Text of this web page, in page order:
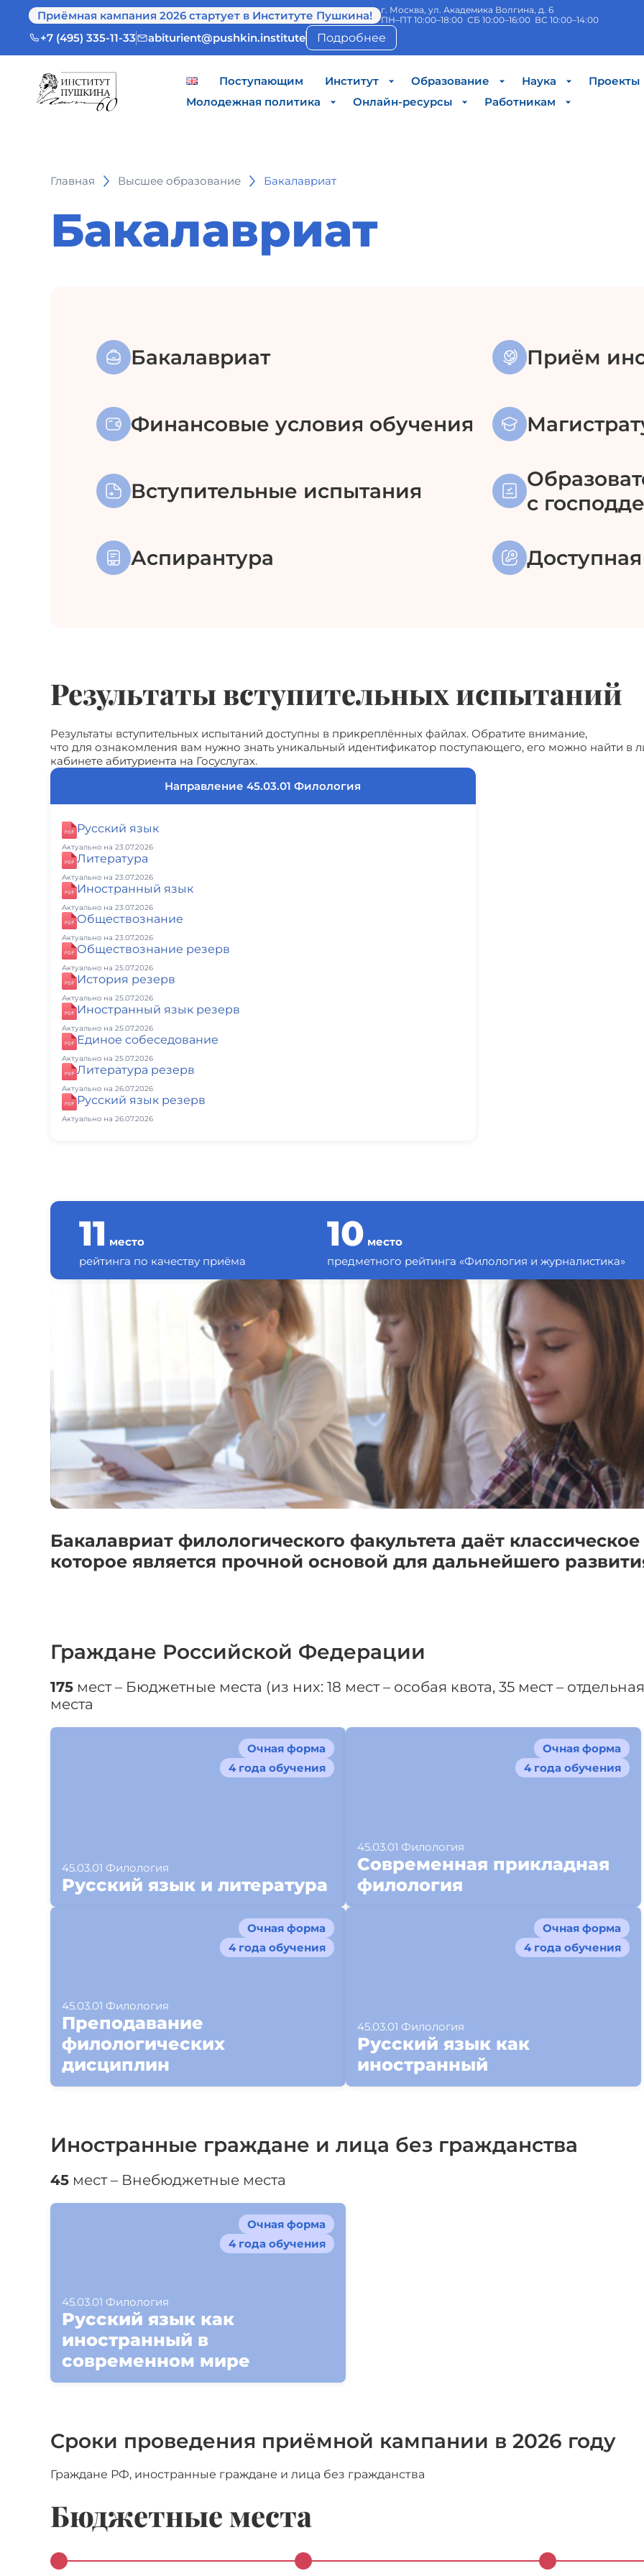
Приёмная кампания 2026 стартует в Институте Пушкина!
г. Москва, ул. Академика Волгина, д. 6
ПН–ПТ 10:00–18:00 СБ 10:00–16:00 ВС 10:00–14:00
+7 (495) 335-11-33 abiturient@pushkin.institute Подробнее
Поступающим Институт Образование Наука
Проекты
Молодежная политика
Онлайн-ресурсы Работникам
Главная Высшее образование Бакалавриат
Бакалавриат
Бакалавриат Приём
Финансовые условия обучения
Вступительные испытания
с
Аспирантура
Результаты вступительных испытаний
Результаты вступительных испытаний доступны в прикреплённых файлах. Обратите внимание,
что для ознакомления вам нужно знать уникальный идентификатор поступающего, его можно найти в
кабинете абитуриента на Госуслугах.
Направление 45.03.01 Филология
Русский язык
Актуально на 23.07.2026
Литература
Актуально на 23.07.2026
Иностранный язык
Актуально на 23.07.2026
Обществознание
Актуально на 23.07.2026
Обществознание резерв
Актуально на 25.07.2026
История резерв
Актуально на 25.07.2026
Иностранный язык резерв
Актуально на 25.07.2026
Единое собеседование
Актуально на 25.07.2026
Литература резерв
Актуально на 26.07.2026
Русский язык резерв
Актуально на 26.07.2026
11 место
рейтинга по качеству приёма
10 место
предметного рейтинга «Филология и журналистика»
Бакалавриат филологического факультета даёт
которое является прочной основой для дальнейшего
Граждане Российской Федерации
175мест – Бюджетные места (из них: 18 мест – особая квота, 35 мест –
места
Очная форма
4 года обучения
45.03.01 Филология
Русский язык и литература
Очная форма
4 года обучения
45.03.01 Филология
Современная прикладная
филология
Очная форма
4 года обучения
45.03.01 Филология
Преподавание
филологических
дисциплин
Очная форма
4 года обучения
45.03.01 Филология
Русский язык как
иностранный
Иностранные граждане и лица без гражданства
45мест – Внебюджетные места
Очная форма
4 года обучения
45.03.01 Филология
Русский язык как
иностранный в
современном мире
Сроки проведения приёмной кампании в 2026 году
Граждане РФ, иностранные граждане и лица без гражданства
Бюджетные места